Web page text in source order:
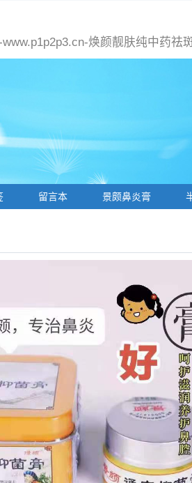
www.p1p2p3.cn-焕颜靓肤纯中药祛
留言本 景颇鼻炎膏